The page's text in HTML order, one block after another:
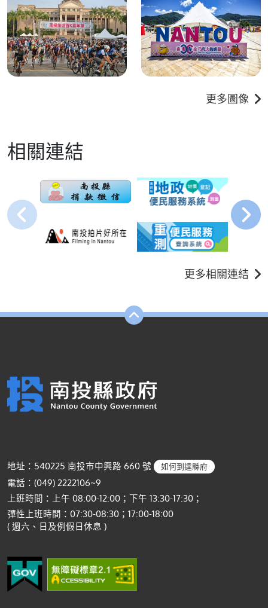
更多圖像
相關連結
更多相關連結
地址：540225 南投市中興路 660 號 如何到達縣府
電話：(049) 2222106~9
上班時間：上午 08:00-12:00；下午 13:30-17:30；
彈性上班時間：07:30-08:30；17:00-18:00
( 週六、日及例假日休息 )